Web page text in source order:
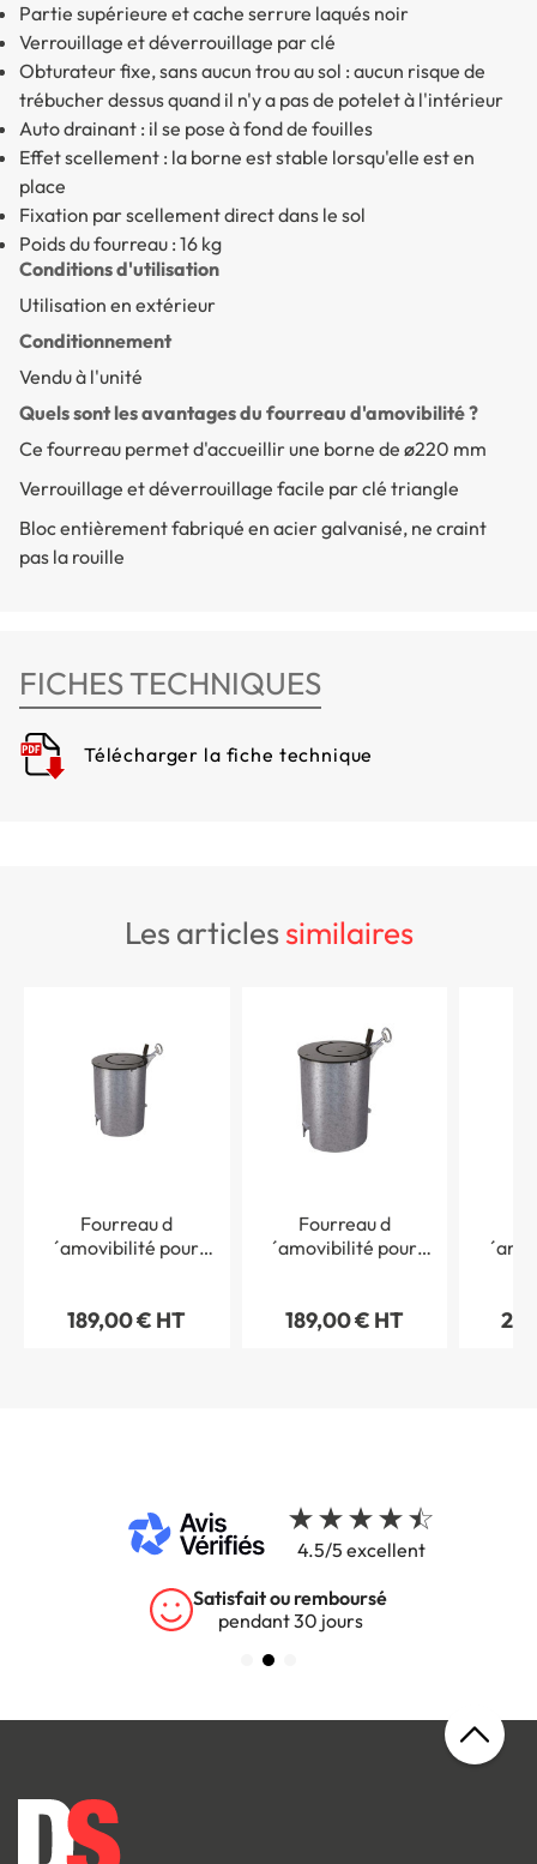
Partie supérieure et cache serrure laqués noir
Verrouillage et déverrouillage par clé
Obturateur fixe, sans aucun trou au sol : aucun risque de
trébucher dessus quand il n'y a pas de potelet à l'intérieur
Auto drainant : il se pose à fond de fouilles
Effet scellement : la borne est stable lorsqu'elle est en
place
Fixation par scellement direct dans le sol
Poids du fourreau : 16 kg
Conditions d'utilisation
Utilisation en extérieur
Conditionnement
Vendu à l'unité
Quels sont les avantages du fourreau d'amovibilité ?
Ce fourreau permet d'accueillir une borne de ø220 mm
Verrouillage et déverrouillage facile par clé triangle
Bloc entièrement fabriqué en acier galvanisé, ne craint
pas la rouille
FICHES TECHNIQUES
Télécharger la fiche technique
les articlessimilaires
Fourreau d
´amovibilité pour
189,00 € HT
Fourreau d
´amovibilité pour
189,00 € HT
4.5/5 excellent
Satisfait ou remboursé
pendant 30 jours